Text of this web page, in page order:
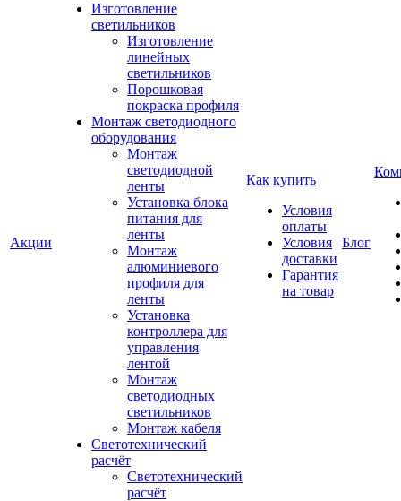
Акции
Изготовление
светильников
Изготовление
линейных
светильников
Порошковая
покраска профиля
Монтаж светодиодного
оборудования
Монтаж
светодиодной
ленты
Установка блока
питания для
ленты
Монтаж
алюминиевого
профиля для
ленты
Установка
контроллера для
управления
лентой
Монтаж
светодиодных
светильников
Монтаж кабеля
Светотехнический
расчёт
Светотехнический
расчёт
Как купить
Условия
оплаты
Условия
доставки
Гарантия
на товар
Блог